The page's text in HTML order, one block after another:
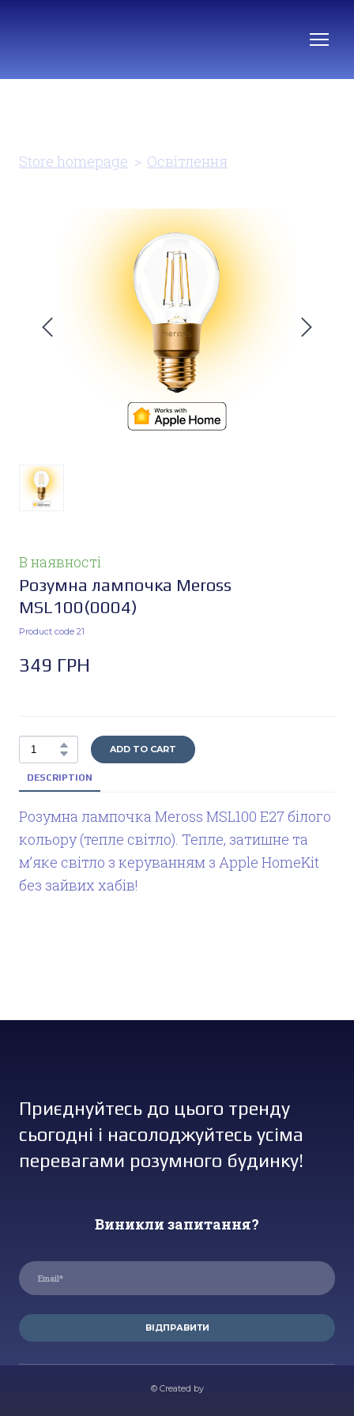
Store homepage Освітлення
В наявності
Розумна лампочка Meross
MSL100(0004)
Product code 21
349 ГРН
ADD TO CART
DESCRIPTION
Розумна лампочка Meross MSL100 E27 білого
кольору (тепле світло). Тепле, затишне та
мʼяке світло з керуванням з Apple HomeKit
без зайвих хабів!
Приєднуйтесь до цього тренду
сьогодні і насолоджуйтесь усіма
перевагами розумного будинку!
Виникли запитання?
ВІДПРАВИТИ
© Created by